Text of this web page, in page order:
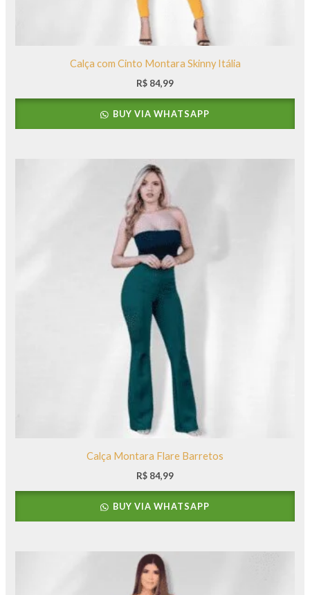
Calça com Cinto Montara Skinny Itália
R$ 84,99
BUY VIA WHATSAPP
Calça Montara Flare Barretos
R$ 84,99
BUY VIA WHATSAPP